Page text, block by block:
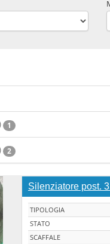
1
2
Silenziatore post.
TIPOLOGIA
STATO
SCAFFALE